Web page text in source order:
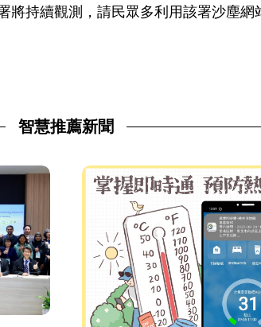
持續觀測，請民眾多利用該署沙塵
智慧推薦新聞